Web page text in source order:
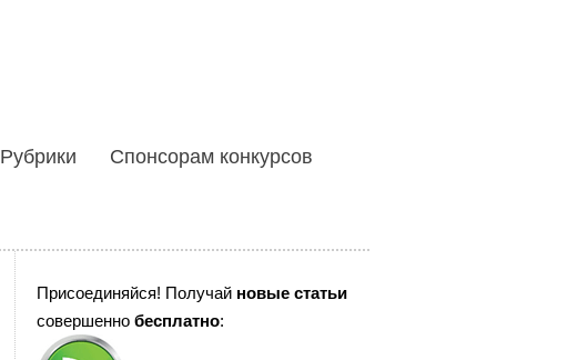
Рубрики Спонсорам конкурсов
Присоединяйся! Получай новые статьи
совершенно бесплатно: